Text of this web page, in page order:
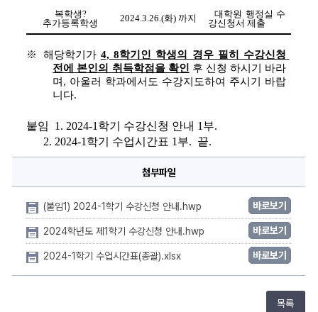
복학생?
추가등록학생
2024.3.26.(화) 까지
대학원 행정실 수
강신청서 제출
※ 해당학기가 4, 8학기인 학생의 경우 필히 수강신청
전에 본인의 취득학점을 확인 후 신청 하시기 바라
며 , 아울러 학과에서도 수강지도하여 주시기 바랍
니다.
붙임 1. 2024-1 학기 수강신청 안내 1 부.
2. 2024-1 학기 수업시간표 1 부. 끝.
첨부파일
(붙임1) 2024-1학기 수강신청 안내.hwp 바로보기
2024학년도 제1학기 수강신청 안내.hwp 바로보기
2024-1학기 수업시간표(총괄).xlsx 바로보기
목록